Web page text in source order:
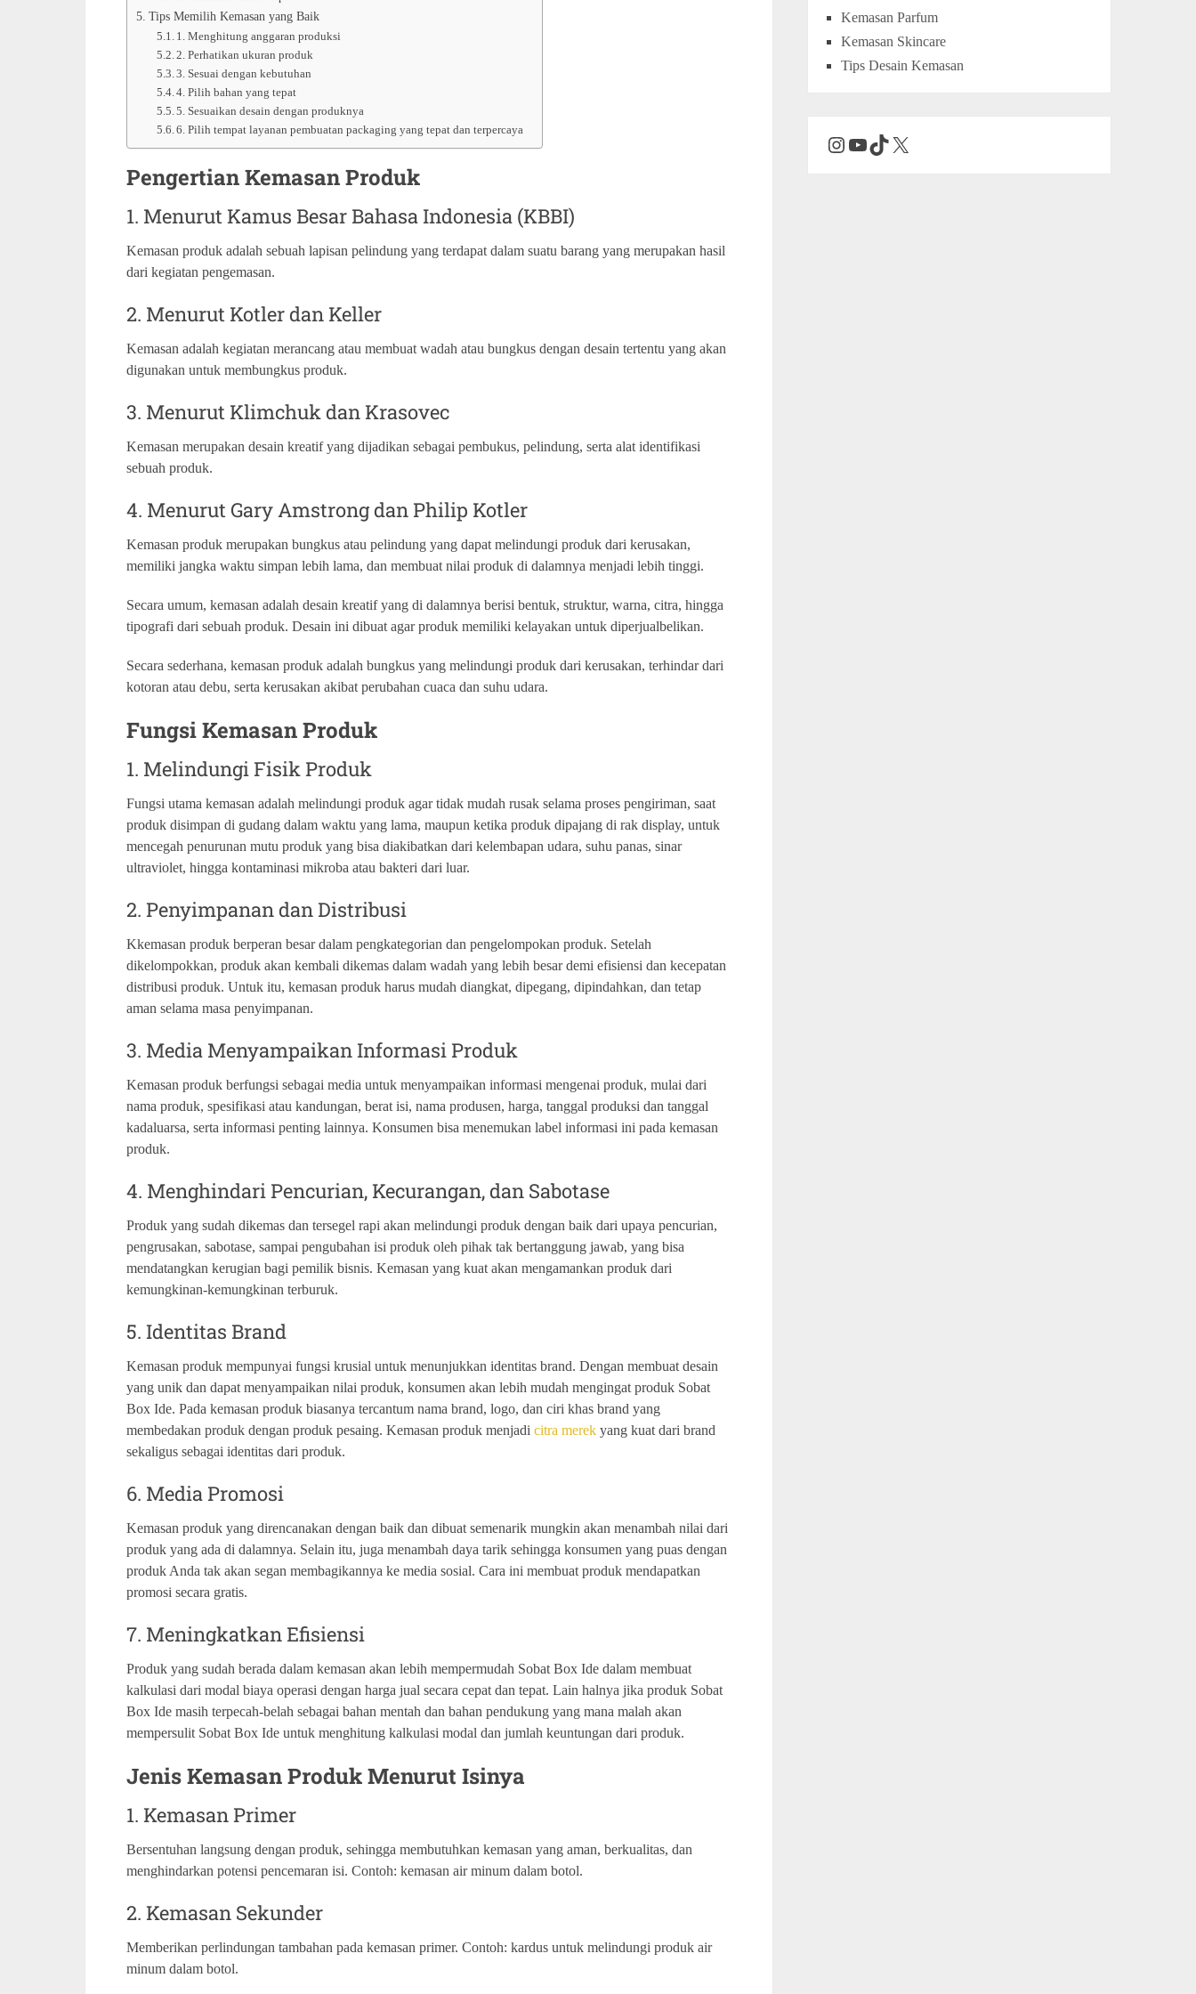
Tips Memilih Kemasan yang Baik
1. Menghitung anggaran produksi
2. Perhatikan ukuran produk
3. Sesuai dengan kebutuhan
4. Pilih bahan yang tepat
5. Sesuaikan desain dengan produknya
6. Pilih tempat layanan pembuatan packaging yang tepat dan terpercaya
Pengertian Kemasan Produk
1. Menurut Kamus Besar Bahasa Indonesia (KBBI)
Kemasan produk adalah sebuah lapisan pelindung yang terdapat dalam suatu barang yang merupakan hasil
dari kegiatan pengemasan.
2. Menurut Kotler dan Keller
Kemasan adalah kegiatan merancang atau membuat wadah atau bungkus dengan desain tertentu yang akan
digunakan untuk membungkus produk.
3. Menurut Klimchuk dan Krasovec
Kemasan merupakan desain kreatif yang dijadikan sebagai pembukus, pelindung, serta alat identifikasi
sebuah produk.
4. Menurut Gary Amstrong dan Philip Kotler
Kemasan produk merupakan bungkus atau pelindung yang dapat melindungi produk dari kerusakan,
memiliki jangka waktu simpan lebih lama, dan membuat nilai produk di dalamnya menjadi lebih tinggi.
Secara umum, kemasan adalah desain kreatif yang di dalamnya berisi bentuk, struktur, warna, citra, hingga
tipografi dari sebuah produk. Desain ini dibuat agar produk memiliki kelayakan untuk diperjualbelikan.
Secara sederhana, kemasan produk adalah bungkus yang melindungi produk dari kerusakan, terhindar dari
kotoran atau debu, serta kerusakan akibat perubahan cuaca dan suhu udara.
Fungsi Kemasan Produk
1. Melindungi Fisik Produk
Fungsi utama kemasan adalah melindungi produk agar tidak mudah rusak selama proses pengiriman, saat
produk disimpan di gudang dalam waktu yang lama, maupun ketika produk dipajang di rak display, untuk
mencegah penurunan mutu produk yang bisa diakibatkan dari kelembapan udara, suhu panas, sinar
ultraviolet, hingga kontaminasi mikroba atau bakteri dari luar.
2. Penyimpanan dan Distribusi
Kkemasan produk berperan besar dalam pengkategorian dan pengelompokan produk. Setelah
dikelompokkan, produk akan kembali dikemas dalam wadah yang lebih besar demi efisiensi dan kecepatan
distribusi produk. Untuk itu, kemasan produk harus mudah diangkat, dipegang, dipindahkan, dan tetap
aman selama masa penyimpanan.
3. Media Menyampaikan Informasi Produk
Kemasan produk berfungsi sebagai media untuk menyampaikan informasi mengenai produk, mulai dari
nama produk, spesifikasi atau kandungan, berat isi, nama produsen, harga, tanggal produksi dan tanggal
kadaluarsa, serta informasi penting lainnya. Konsumen bisa menemukan label informasi ini pada kemasan
produk.
4. Menghindari Pencurian, Kecurangan, dan Sabotase
Produk yang sudah dikemas dan tersegel rapi akan melindungi produk dengan baik dari upaya pencurian,
pengrusakan, sabotase, sampai pengubahan isi produk oleh pihak tak bertanggung jawab, yang bisa
mendatangkan kerugian bagi pemilik bisnis. Kemasan yang kuat akan mengamankan produk dari
kemungkinan-kemungkinan terburuk.
5. Identitas Brand
Kemasan produk mempunyai fungsi krusial untuk menunjukkan identitas brand. Dengan membuat desain
yang unik dan dapat menyampaikan nilai produk, konsumen akan lebih mudah mengingat produk Sobat
Box Ide. Pada kemasan produk biasanya tercantum nama brand, logo, dan ciri khas brand yang
membedakan produk dengan produk pesaing. Kemasan produk menjadi citra merek yang kuat dari brand
sekaligus sebagai identitas dari produk.
6. Media Promosi
Kemasan produk yang direncanakan dengan baik dan dibuat semenarik mungkin akan menambah nilai dari
produk yang ada di dalamnya. Selain itu, juga menambah daya tarik sehingga konsumen yang puas dengan
produk Anda tak akan segan membagikannya ke media sosial. Cara ini membuat produk mendapatkan
promosi secara gratis.
7. Meningkatkan Efisiensi
Produk yang sudah berada dalam kemasan akan lebih mempermudah Sobat Box Ide dalam membuat
kalkulasi dari modal biaya operasi dengan harga jual secara cepat dan tepat. Lain halnya jika produk Sobat
Box Ide masih terpecah-belah sebagai bahan mentah dan bahan pendukung yang mana malah akan
mempersulit Sobat Box Ide untuk menghitung kalkulasi modal dan jumlah keuntungan dari produk.
Jenis Kemasan Produk Menurut Isinya
1. Kemasan Primer
Bersentuhan langsung dengan produk, sehingga membutuhkan kemasan yang aman, berkualitas, dan
menghindarkan potensi pencemaran isi. Contoh: kemasan air minum dalam botol.
2. Kemasan Sekunder
Memberikan perlindungan tambahan pada kemasan primer. Contoh: kardus untuk melindungi produk air
minum dalam botol.
Kemasan Parfum
Kemasan Skincare
Tips Desain Kemasan